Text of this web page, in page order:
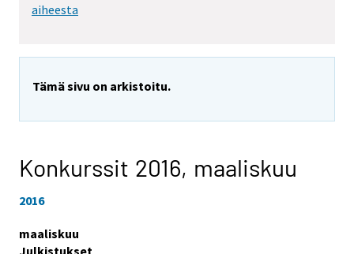
aiheesta
Tämä sivu on arkistoitu.
Konkurssit 2016, maaliskuu
2016
maaliskuu
Julkistukset